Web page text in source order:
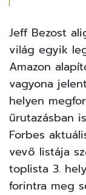
Jeff Bezost
világ egyik
Amazon
vagyona
helyen
űrutazásban
Forbes
vevő listája
toplista 3.
forintra meg